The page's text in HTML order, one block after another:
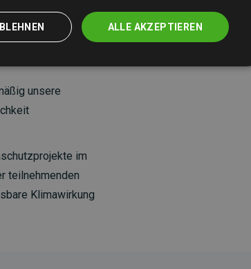
unsere
im
teilnehmenden
Klimawirkung
ALLE AKZEPTIEREN